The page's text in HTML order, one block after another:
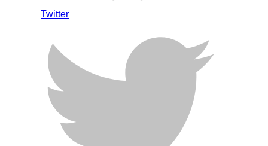
Twitter